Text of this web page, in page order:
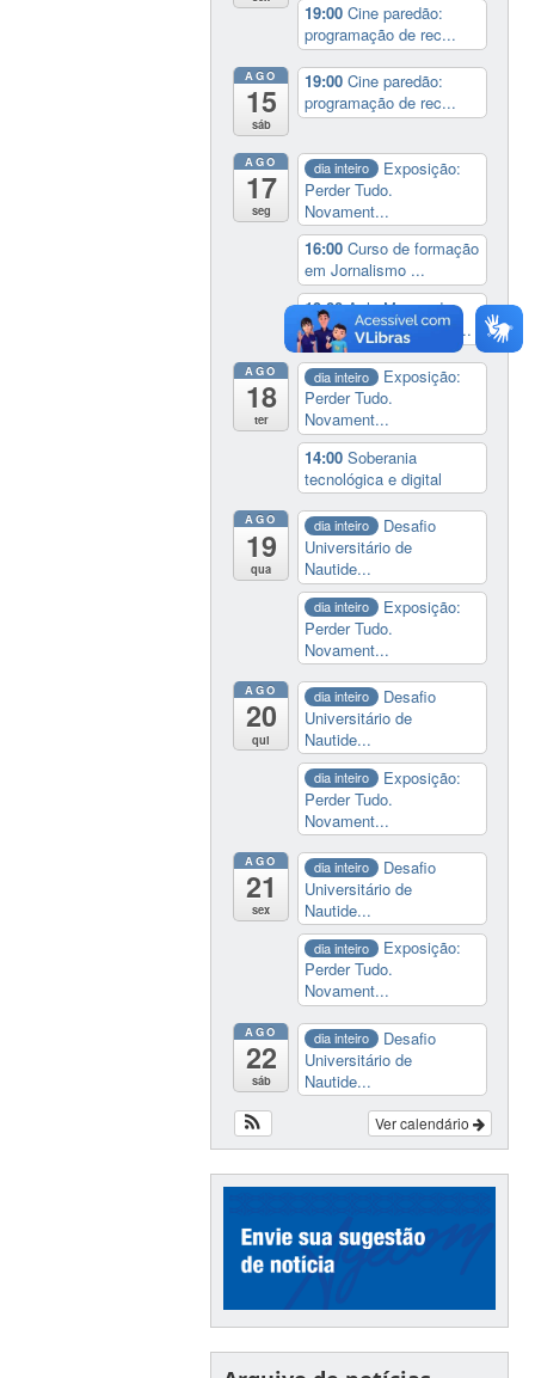
19:00Cine paredão:
programação de rec...
AGO
15
sáb
19:00Cine paredão:
programação de rec...
AGO
17
seg
dia inteiro
Exposição:
Perder Tudo.
Novament...
16:00Curso de formação
em Jornalismo ...
19:00Aula Magna do
IELA: Homenagem ao...
AGO
18
ter
dia inteiro
Exposição:
Perder Tudo.
Novament...
14:00Soberania
tecnológica e digital
AGO
19
qua
dia inteiro
Desafio
Universitário de
Nautide...
dia inteiro
Exposição:
Perder Tudo.
Novament...
AGO
20
qui
dia inteiro
Desafio
Universitário de
Nautide...
dia inteiro
Exposição:
Perder Tudo.
Novament...
AGO
21
sex
dia inteiro
Desafio
Universitário de
Nautide...
dia inteiro
Exposição:
Perder Tudo.
Novament...
AGO
22
sáb
dia inteiro
Desafio
Universitário de
Nautide...
Ver calendário